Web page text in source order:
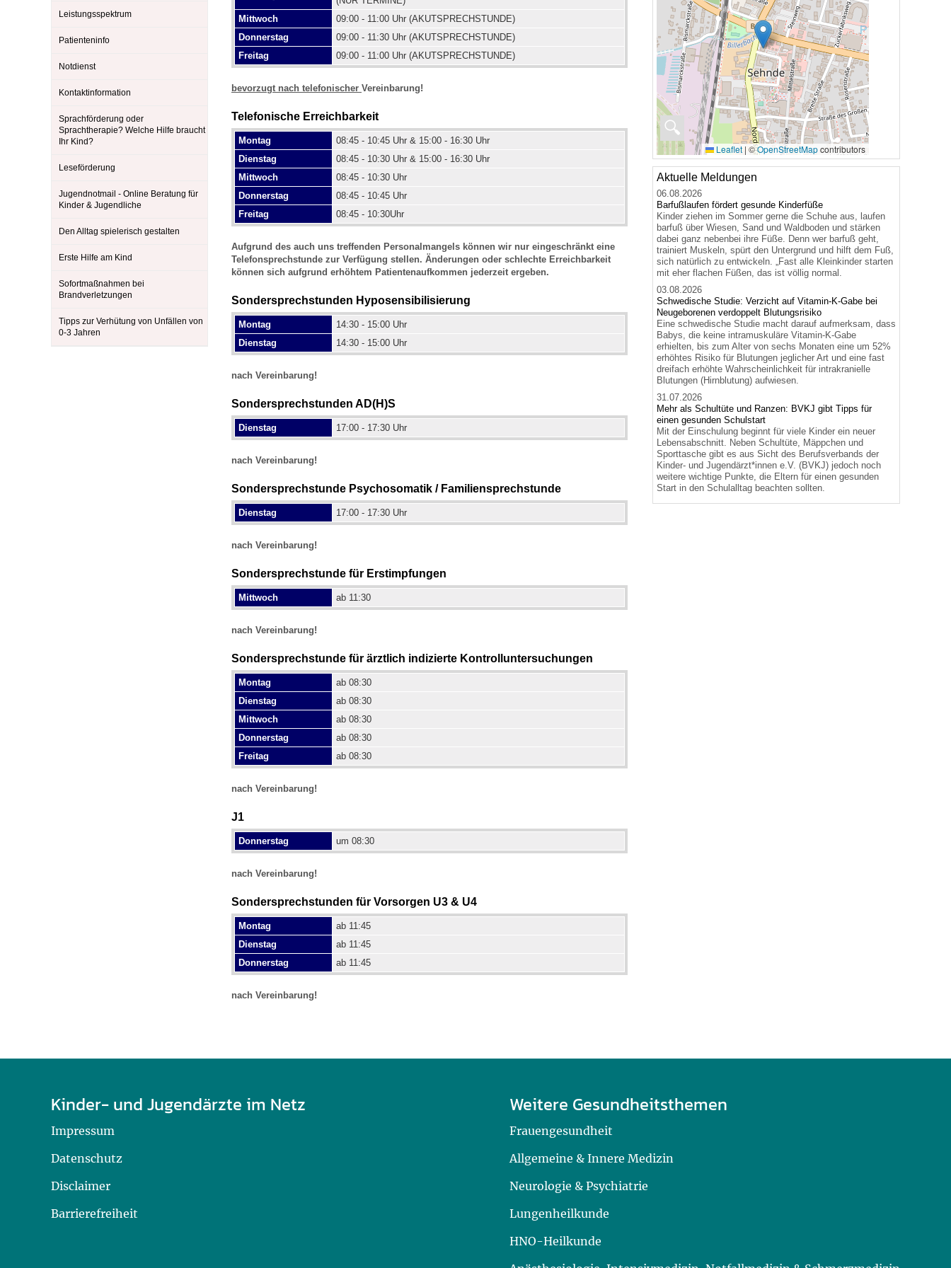
Impfsicherheit
Häufige Fragen
Recht auf Impfung
Vorsorge- und Impferinnerung
Notdienste
Empfehlungen zum Bildschirmmediengebrauch
Hörlexikon
Material zu den Vorsorgen
Entwicklungskalender
Broschüren und Informationsflyer
Familienzeit gesund gestalten
U0-Vorsorge
Leistungsspektrum
Patienteninfo
Notdienst
Kontaktinformation
Sprachförderung oder
Sprachtherapie? Welche Hilfe braucht
Ihr Kind?
Leseförderung
Jugendnotmail - Online Beratung für
Kinder & Jugendliche
Den Alltag spielerisch gestalten
Erste Hilfe am Kind
Sofortmaßnahmen bei
Brandverletzungen
Tipps zur Verhütung von Unfällen von
0-3 Jahren
Mittwoch
09:00 - 11:00 Uhr (AKUTSPRECHSTUNDE)
Donnerstag
09:00 - 11:30 Uhr (AKUTSPRECHSTUNDE)
Freitag
09:00 - 11:00 Uhr (AKUTSPRECHSTUNDE)
bevorzugt nach telefonischer Vereinbarung!
Telefonische Erreichbarkeit
Montag
08:45 - 10:45 Uhr & 15:00 - 16:30 Uhr
Dienstag
08:45 - 10:30 Uhr & 15:00 - 16:30 Uhr
Mittwoch
08:45 - 10:30 Uhr
Donnerstag
08:45 - 10:45 Uhr
Freitag
08:45 - 10:30Uhr
Aufgrund des auch uns treffenden Personalmangels können wir nur eingeschränkt eine
Telefonsprechstunde zur Verfügung stellen. Änderungen oder schlechte Erreichbarkeit
können sich aufgrund erhöhtem Patientenaufkommen jederzeit ergeben.
Sondersprechstunden Hyposensibilisierung
Montag
14:30 - 15:00 Uhr
Dienstag
14:30 - 15:00 Uhr
nach Vereinbarung!
Sondersprechstunden AD(H)S
Dienstag 17:00 - 17:30 Uhr
nach Vereinbarung!
Sondersprechstunde Psychosomatik / Familiensprechstunde
Dienstag 17:00 - 17:30 Uhr
nach Vereinbarung!
Sondersprechstunde für Erstimpfungen
Mittwoch ab 11:30
nach Vereinbarung!
Sondersprechstunde für ärztlich indizierte Kontrolluntersuchungen
Montag
ab 08:30
Dienstag
ab 08:30
Mittwoch
ab 08:30
Donnerstag
ab 08:30
Freitag
ab 08:30
nach Vereinbarung!
J1
Donnerstag um 08:30
nach Vereinbarung!
Sondersprechstunden für Vorsorgen U3 & U4
Montag
ab 11:45
Dienstag
ab 11:45
Donnerstag
ab 11:45
nach Vereinbarung!
🔍
Leaflet | ©OpenStreetMapcontributors
Aktuelle Meldungen
06.08.2026
Barfußlaufen fördert gesunde Kinderfüße
Kinder ziehen im Sommer gerne die Schuhe aus, laufen
barfuß über Wiesen, Sand und Waldboden und stärken
dabei ganz nebenbei ihre Füße. Denn wer barfuß geht,
trainiert Muskeln, spürt den Untergrund und hilft dem Fuß,
sich natürlich zu entwickeln. „Fast alle Kleinkinder starten
mit eher flachen Füßen, das ist völlig normal.
03.08.2026
Schwedische Studie: Verzicht auf Vitamin-K-Gabe bei
Neugeborenen verdoppelt Blutungsrisiko
Eine schwedische Studie macht darauf aufmerksam, dass
Babys, die keine intramuskuläre Vitamin-K-Gabe
erhielten, bis zum Alter von sechs Monaten eine um 52%
erhöhtes Risiko für Blutungen jeglicher Art und eine fast
dreifach erhöhte Wahrscheinlichkeit für intrakranielle
Blutungen (Hirnblutung) aufwiesen.
31.07.2026
Mehr als Schultüte und Ranzen: BVKJ gibt Tipps für
einen gesunden Schulstart
Mit der Einschulung beginnt für viele Kinder ein neuer
Lebensabschnitt. Neben Schultüte, Mäppchen und
Sporttasche gibt es aus Sicht des Berufsverbands der
Kinder- und Jugendärzt*innen e.V. (BVKJ) jedoch noch
weitere wichtige Punkte, die Eltern für einen gesunden
Start in den Schulalltag beachten sollten.
Kinder- und Jugendärzte im Netz
Impressum
Datenschutz
Disclaimer
Barrierefreiheit
Weitere Gesundheitsthemen
Frauengesundheit
Allgemeine & Innere Medizin
Neurologie & Psychiatrie
Lungenheilkunde
HNO-Heilkunde